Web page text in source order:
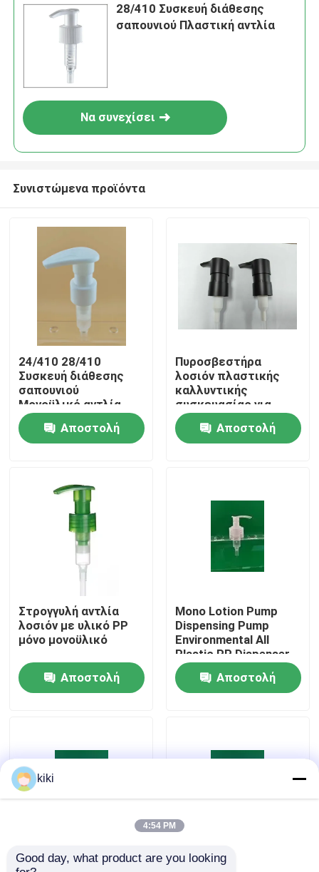
Προϊόντα
Σχετικά με εμάς
Επισκέψεις στο εργοστάσιο
Ποιοτικός έλεγχος
Επικοινωνήστε μαζί μας
Υποθέσεις
Ψεκαστήρας αντλιών αρώματος
Ψεκαστήρας αντλιών ώθησης
28/410 Συσκευή διάθεσης
σαπουνιού Πλαστική αντλία
Να συνεχίσει
Συνιστώμενα προϊόντα
24/410 28/410
Συσκευή διάθεσης
σαπουνιού
Μονοϋλικό αντλία
λοσιόν για
προσωπική φροντίδα
Αποστολή
Πυροσβεστήρα
λοσιόν πλαστικής
καλλυντικής
συσκευασίας για
μπουκάλι
καλλυντικώνΑποστολή
Στρογγυλή αντλία
λοσιόν με υλικό PP
μόνο μονοϋλικό
Αποστολή
Mono Lotion Pump
Dispensing Pump
Environmental All
Plastic PP Dispenser
Bottle Bottle Pump
Αποστολή
24/410 28/410
Eco-Friendly 28/410
kiki
4:54 PM
Good day, what product are you looking